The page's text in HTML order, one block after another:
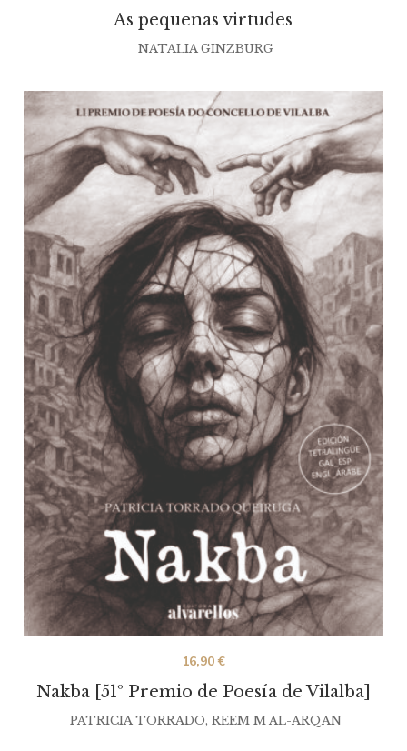
As pequenas virtudes
NATALIA GINZBURG
Nakba [51º Premio de Poesía de Vilalba]
16,90€
PATRICIA TORRADO, REEM M AL-ARQAN